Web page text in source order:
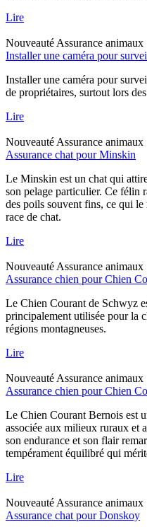
Lire
Nouveauté Assurance animaux
Installer une caméra pour
Installer une caméra pour
de propriétaires, surtout lors
Lire
Nouveauté Assurance animaux
Assurance chat pour Minskin
Le Minskin est un chat qui
son pelage particulier. Ce félin
des poils souvent fins, ce qui
race de chat.
Lire
Nouveauté Assurance animaux
Assurance chien pour Chien
Le Chien Courant de Schwyz
principalement utilisée pour la
régions montagneuses.
Lire
Nouveauté Assurance animaux
Assurance chien pour Chien
Le Chien Courant Bernois est
associée aux milieux ruraux et
son endurance et son flair
tempérament équilibré qui
Lire
Nouveauté Assurance animaux
Assurance chat pour Donskoy